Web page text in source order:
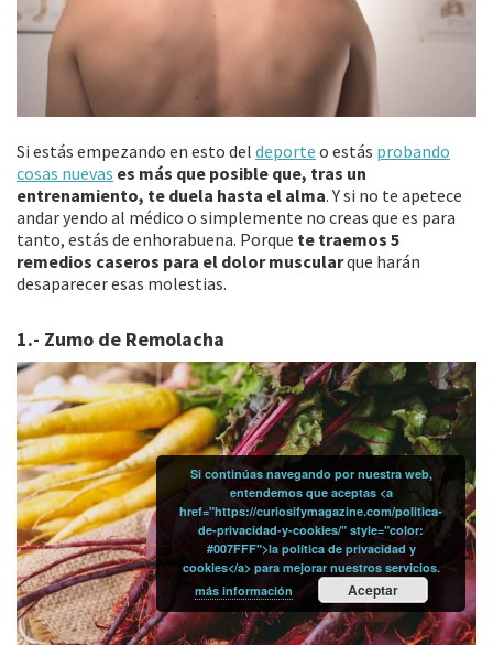
Si estás empezando en esto del deporte o estás probando
cosas nuevas es más que posible que, tras un
entrenamiento, te duela hasta el alma. Y si no te apetece
andar yendo al médico o simplemente no creas que es para
tanto, estás de enhorabuena. Porque te traemos 5
remedios caseros para el dolor muscularque harán
desaparecer esas molestias.
1.- Zumo de Remolacha
Si continúas navegando por nuestra web,
entendemos que aceptas <a
href="https://curiosifymagazine.com/politica-
de-privacidad-y-cookies/" style="color:
#007FFF">la política de privacidad y
cookies</a> para mejorar nuestros servicios.
más información
Aceptar